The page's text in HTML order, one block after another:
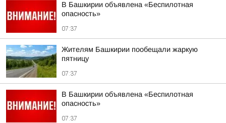
В Башкирии объявлена «Беспилотная
опасность»
07:37
Жителям Башкирии пообещали жаркую
пятницу
07:37
В Башкирии объявлена «Беспилотная
опасность»
07:37